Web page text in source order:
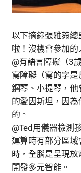
以下摘錄張雅菀
啦！沒機會參加的
@有語言障礙（3
寫障礙（寫的字
鋼琴、小提琴，
的愛因斯坦，因為
的。
@Ted用儀器檢測
運算時有部分區
時，全腦是呈現
開發多元智能。